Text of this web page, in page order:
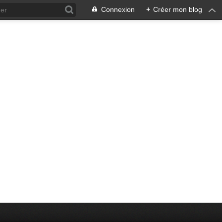
Connexion + Créer mon blog